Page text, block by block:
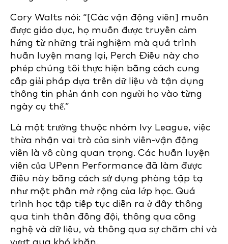
Cory Walts nói: “[Các vận động viên] muốn
được giáo dục, họ muốn được truyền cảm
hứng từ những trải nghiệm mà quá trình
huấn luyện mang lại, Perch Điều này cho
phép chúng tôi thực hiện bằng cách cung
cấp giải pháp dựa trên dữ liệu và tận dụng
thông tin phản ánh con người họ vào từng
ngày cụ thể.”
Là một trường thuộc nhóm Ivy League, việc
thừa nhận vai trò của sinh viên-vận động
viên là vô cùng quan trọng. Các huấn luyện
viên của UPenn Performance đã làm được
điều này bằng cách sử dụng phòng tập tạ
như một phần mở rộng của lớp học. Quá
trình học tập tiếp tục diễn ra ở đây thông
qua tinh thần đồng đội, thông qua công
nghệ và dữ liệu, và thông qua sự chăm chỉ và